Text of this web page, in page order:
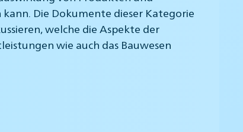
Die Dokumente dieser Kategorie
welche die Aspekte der
wie auch das Bauwesen